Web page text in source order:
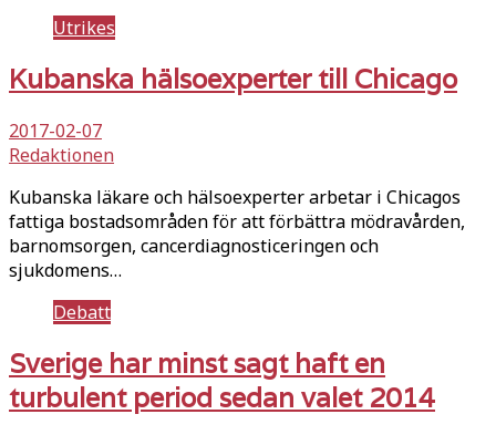
Utrikes
Kubanska hälsoexperter till Chicago
2017-02-07
Redaktionen
Kubanska läkare och hälsoexperter arbetar i Chicagos
fattiga bostadsområden för att förbättra mödravården,
barnomsorgen, cancerdiagnosticeringen och
sjukdomens…
Debatt
Sverige har minst sagt haft en
turbulent period sedan valet 2014